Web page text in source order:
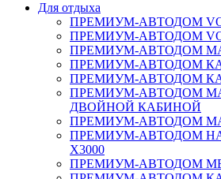
Для отдыха
ПРЕМИУМ-АВТОДОМ
ПРЕМИУМ-АВТОДОМ
ПРЕМИУМ-АВТОДОМ
ПРЕМИУМ-АВТОДОМ
ПРЕМИУМ-АВТОДОМ
ПРЕМИУМ-АВТОДОМ
ДВОЙНОЙ КАБИНОЙ
ПРЕМИУМ-АВТОДОМ
ПРЕМИУМ-АВТОДОМ НА
X3000
ПРЕМИУМ-АВТОДОМ